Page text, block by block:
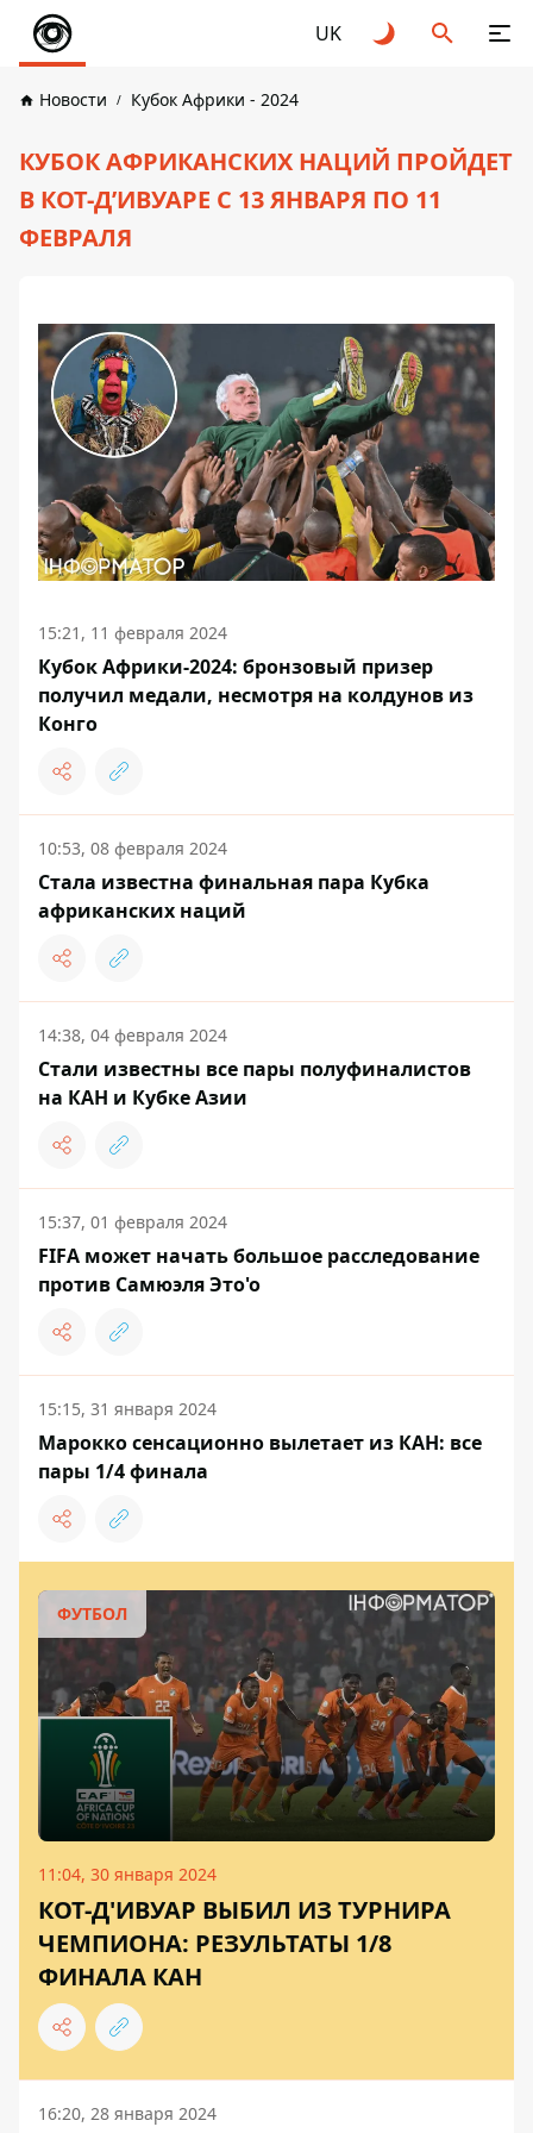
UK
Новости Кубок Африки - 2024
КУБОК АФРИКАНСКИХ НАЦИЙ ПРОЙДЕТ
В КОТ-Д’ИВУАРЕ С 13 ЯНВАРЯ ПО 11
ФЕВРАЛЯ
15:21, 11 февраля 2024
Кубок Африки-2024: бронзовый призер
получил медали, несмотря на колдунов из
Конго
10:53, 08 февраля 2024
Стала известна финальная пара Кубка
африканских наций
14:38, 04 февраля 2024
Стали известны все пары полуфиналистов
на КАН и Кубке Азии
15:37, 01 февраля 2024
FIFA может начать большое расследование
против Самюэля Это'о
15:15, 31 января 2024
Марокко сенсационно вылетает из КАН: все
пары 1/4 финала
ФУТБОЛ
11:04, 30 января 2024
КОТ-Д'ИВУАР ВЫБИЛ ИЗ ТУРНИРА
ЧЕМПИОНА: РЕЗУЛЬТАТЫ 1/8
ФИНАЛА КАН
16:20, 28 января 2024